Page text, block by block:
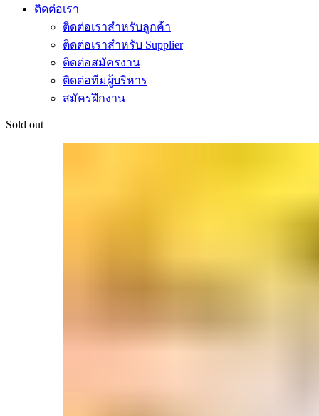
ติดต่อเรา
ติดต่อเราสำหรับลูกค้า
ติดต่อเราสำหรับ Supplier
ติดต่อสมัครงาน
ติดต่อทีมผู้บริหาร
สมัครฝึกงาน
Sold out